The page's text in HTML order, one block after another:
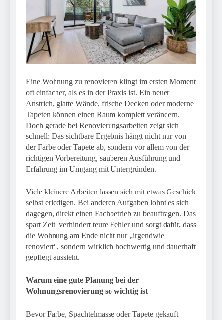
Eine Wohnung zu renovieren klingt im ersten Moment
oft einfacher, als es in der Praxis ist. Ein neuer
Anstrich, glatte Wände, frische Decken oder moderne
Tapeten können einen Raum komplett verändern.
Doch gerade bei Renovierungsarbeiten zeigt sich
schnell: Das sichtbare Ergebnis hängt nicht nur von
der Farbe oder Tapete ab, sondern vor allem von der
richtigen Vorbereitung, sauberen Ausführung und
Erfahrung im Umgang mit Untergründen.
Viele kleinere Arbeiten lassen sich mit etwas Geschick
selbst erledigen. Bei anderen Aufgaben lohnt es sich
dagegen, direkt einen Fachbetrieb zu beauftragen. Das
spart Zeit, verhindert teure Fehler und sorgt dafür, dass
die Wohnung am Ende nicht nur „irgendwie
renoviert“, sondern wirklich hochwertig und dauerhaft
gepflegt aussieht.
Warum eine gute Planung bei der
Wohnungsrenovierung so wichtig ist
Bevor Farbe, Spachtelmasse oder Tapete gekauft